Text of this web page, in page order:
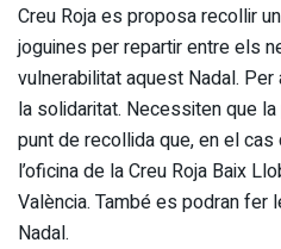
Creu Roja es proposa recollir
joguines per repartir entre els
vulnerabilitat aquest Nadal.
la solidaritat. Necessiten que
punt de recollida que, en el
l’oficina de la Creu Roja Baix
València. També es podran fer
Nadal.